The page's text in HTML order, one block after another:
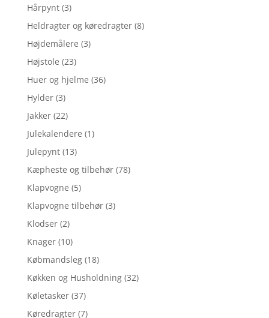
Hårpynt (3)
Heldragter og køredragter (8)
Højdemålere (3)
Højstole (23)
Huer og hjelme (36)
Hylder (3)
Jakker (22)
Julekalendere (1)
Julepynt (13)
Kæpheste og tilbehør (78)
Klapvogne (5)
Klapvogne tilbehør (3)
Klodser (2)
Knager (10)
Købmandsleg (18)
Køkken og Husholdning (32)
Køletasker (37)
Køredragter (7)